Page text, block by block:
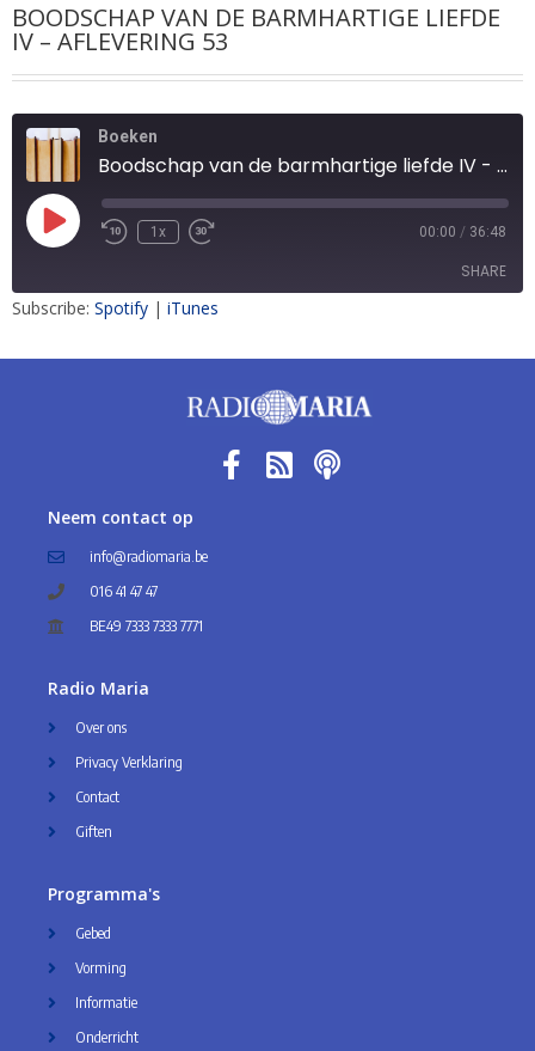
BOODSCHAP VAN DE BARMHARTIGE LIEFDE
IV – AFLEVERING 53
Boeken
Boodschap van de barmhartige liefde IV - aflevering 53
1x 00:00 / 36:48
SHARE
Subscribe: Spotify | iTunes
Neem contact op
info@radiomaria.be
016 41 47 47
BE49 7333 7333 7771
Radio Maria
Over ons
Privacy Verklaring
Contact
Giften
Programma's
Gebed
Vorming
Informatie
Onderricht